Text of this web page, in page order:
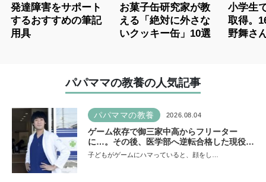
発達障害をサポート
するおすすめの筆記
用具
お菓子缶研究家が教
える「絶対に外さな
いクッキー缶」10選
小学生
取得。
野舞さ
パパママの教養の人気記事
パパママの教養 2026.08.04
ゲーム依存で御三家中高からフリーター
に…。その後、医学部へ逆転合格した現役医
師が断言「ゲームの経験が受験勉強に役立っ
子どもがゲームにハマっていると、顔をし…